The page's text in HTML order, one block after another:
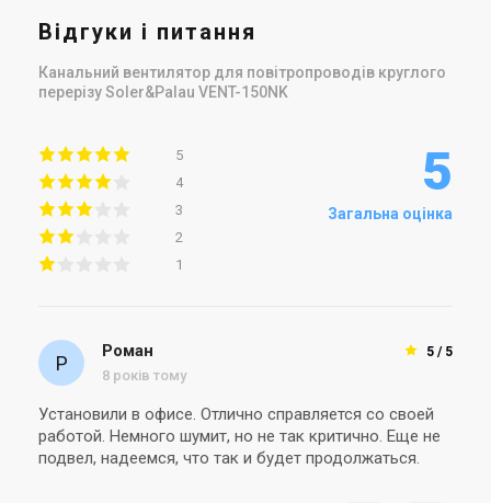
Відгуки і питання
Канальний вентилятор для повітропроводів круглого
перерізу Soler&Palau VENT-150NK
5
4
3
2
1
5
Загальна оцінка
5 / 5
Роман
8 років тому
Установили в офисе. Отлично справляется со своей
работой. Немного шумит, но не так критично. Еще не
подвел, надеемся, что так и будет продолжаться.